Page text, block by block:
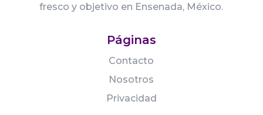
fresco y objetivo en Ensenada, México.
Páginas
Contacto
Nosotros
Privacidad